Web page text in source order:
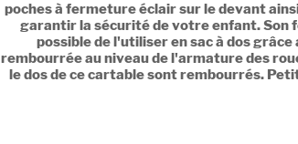
poches à fermeture éclair sur le devant
garantir la sécurité de votre enfant. Son
possible de l'utiliser en sac à dos
rembourrée au niveau de l'armature des
le dos de ce cartable sont rembourrés.